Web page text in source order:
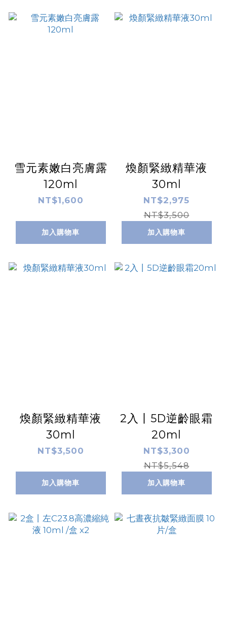
雪元素嫩白亮膚露
120ml
NT$1,600
加入購物車
煥顏緊緻精華液
30ml
NT$2,975
NT$3,500
加入購物車
煥顏緊緻精華液
30ml
NT$3,500
加入購物車
2入丨5D逆齡眼霜
20ml
NT$3,300
NT$5,548
加入購物車